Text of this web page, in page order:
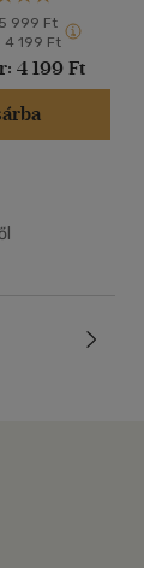
5 999 Ft
4 199 Ft
4 199 Ft